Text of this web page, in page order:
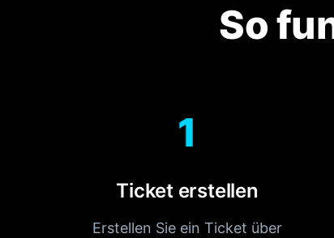
So
1
Ticket erstellen
Erstellen Sie ein Ticket über